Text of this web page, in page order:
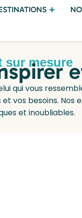
sur mesure
qui vous
vos besoins.
et inoubliables.